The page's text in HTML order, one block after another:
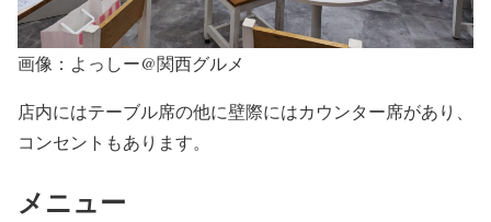
画像：よっしー@関西グルメ
店内にはテーブル席の他に壁際にはカウンター席があり、
コンセントもあります。
メニュー